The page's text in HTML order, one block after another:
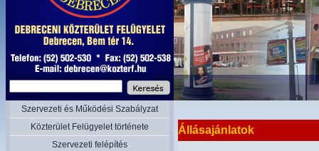
Szervezeti és Működési Szabályzat
Közterület Felügyelet története
Szervezeti felépítés
Állásajánlatok